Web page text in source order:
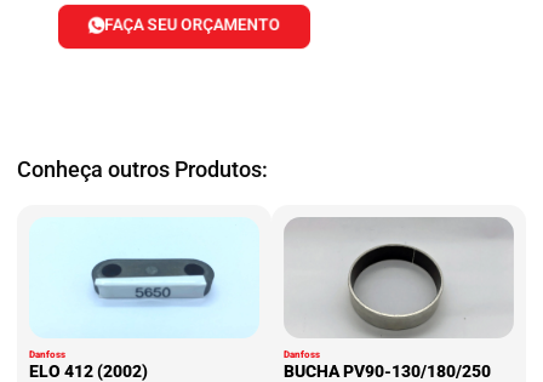
FAÇA SEU ORÇAMENTO
Conheça outros Produtos:
Danfoss
ELO 412 (2002)
Danfoss
BUCHA PV90-130/180/250